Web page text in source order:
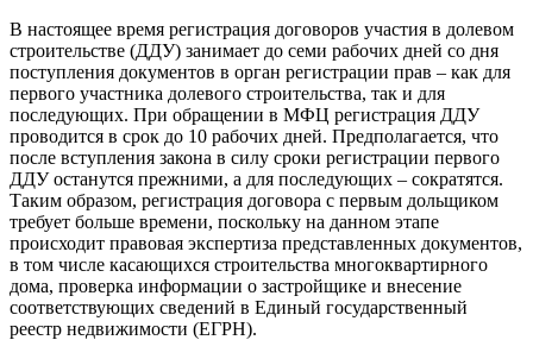
В настоящее время регистрация договоров участия в долевом
строительстве (ДДУ) занимает до семи рабочих дней со дня
поступления документов в орган регистрации прав – как для
первого участника долевого строительства, так и для
последующих. При обращении в МФЦ регистрация ДДУ
проводится в срок до 10 рабочих дней. Предполагается, что
после вступления закона в силу сроки регистрации первого
ДДУ останутся прежними, а для последующих – сократятся.
Таким образом, регистрация договора с первым дольщиком
требует больше времени, поскольку на данном этапе
происходит правовая экспертиза представленных документов,
в том числе касающихся строительства многоквартирного
дома, проверка информации о застройщике и внесение
соответствующих сведений в Единый государственный
реестр недвижимости (ЕГРН).